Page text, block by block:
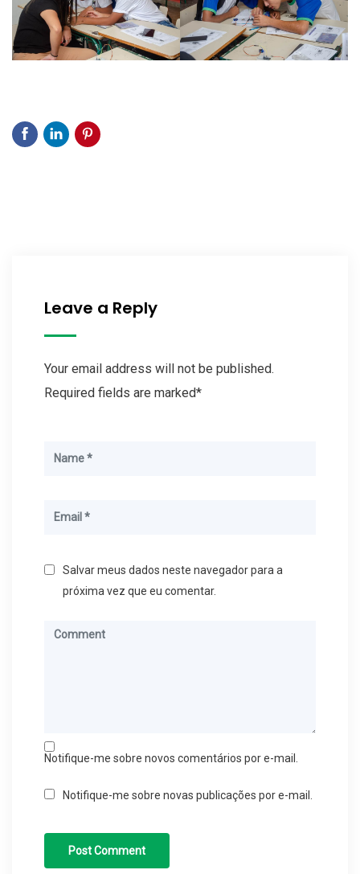
Leave a Reply
Your email address will not be published.
Required fields are marked*
Salvar meus dados neste navegador para a
próxima vez que eu comentar.
Notifique-me sobre novos comentários por e-mail.
Notifique-me sobre novas publicações por e-mail.